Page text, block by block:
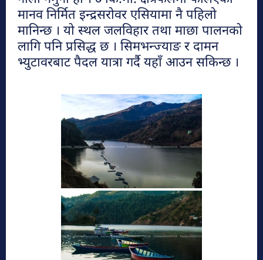
चुरीयामाइमा ऐतिहासिक, धार्मिक र पर्यटकिय
क्षेत्रको रुपमा विकास हुँदै
हेटौंडा अनलाईन
मानव निर्मित इन्द्रसरोवर एसियामा नै पहिलो
मानिन्छ । यो स्थल जलविहार तथा माछा पालनको
लागि पनि प्रसिद्ध छ । सिमभन्ज्याङ र दामन
भ्युटावरबाट पैदल यात्रा गर्दै यहाँ आउन सकिन्छ ।